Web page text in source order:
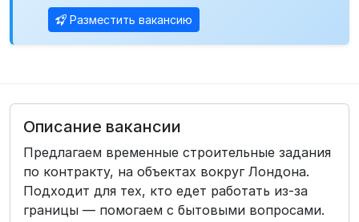
Разместить вакансию
Описание вакансии
Предлагаем временные строительные задания
по контракту, на объектах вокруг Лондона.
Подходит для тех, кто едет работать из-за
границы — помогаем с бытовыми вопросами.